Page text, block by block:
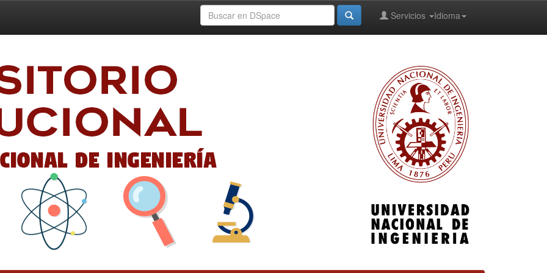
Idioma
Servicios